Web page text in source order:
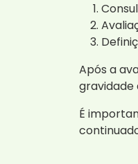
Após a
gravidade
É